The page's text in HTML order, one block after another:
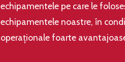
echipamentele pe care le
echipamentele noastre, în
operaţionale foarte